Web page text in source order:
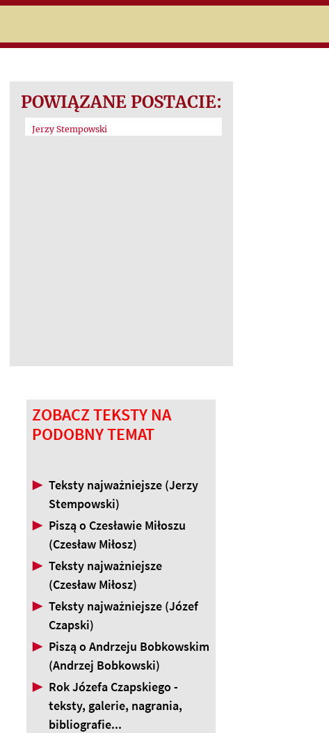
POWIĄZANE POSTACIE:
Jerzy Stempowski
ZOBACZ TEKSTY NA
PODOBNY TEMAT
▶ Teksty najważniejsze (Jerzy
Stempowski)
▶ Piszą o Czesławie Miłoszu
(Czesław Miłosz)
▶ Teksty najważniejsze
(Czesław Miłosz)
▶ Teksty najważniejsze (Józef
Czapski)
▶ Piszą o Andrzeju Bobkowskim
(Andrzej Bobkowski)
▶ Rok Józefa Czapskiego -
teksty, galerie, nagrania,
bibliografie...